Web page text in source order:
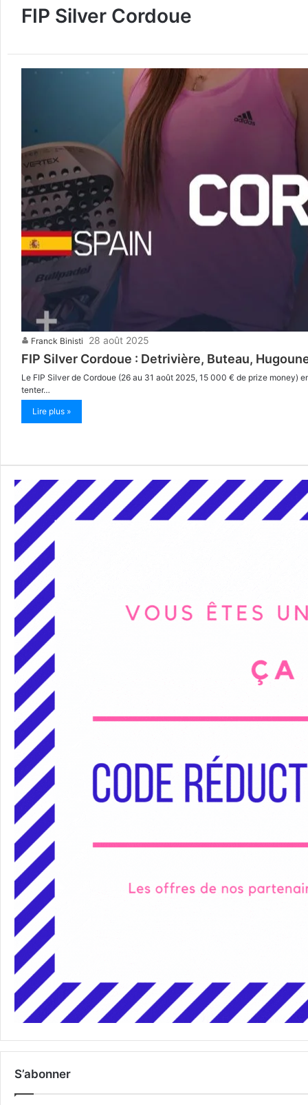
FIP Silver Cordoue
Franck Binisti 28 août 2025
FIP Silver Cordoue : Detrivière, Buteau,
Le FIP Silver de Cordoue (26 au 31 août 2025, 15 000 € de prize money)
tenter…
Lire plus »
S’abonner